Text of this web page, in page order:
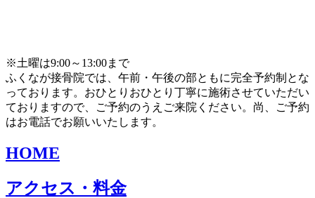
※土曜は9:00～13:00まで
ふくなが接骨院では、午前・午後の部ともに完全予約制とな
っております。おひとりおひとり丁寧に施術させていただい
ておりますので、ご予約のうえご来院ください。尚、ご予約
はお電話でお願いいたします。
HOME
アクセス・料金